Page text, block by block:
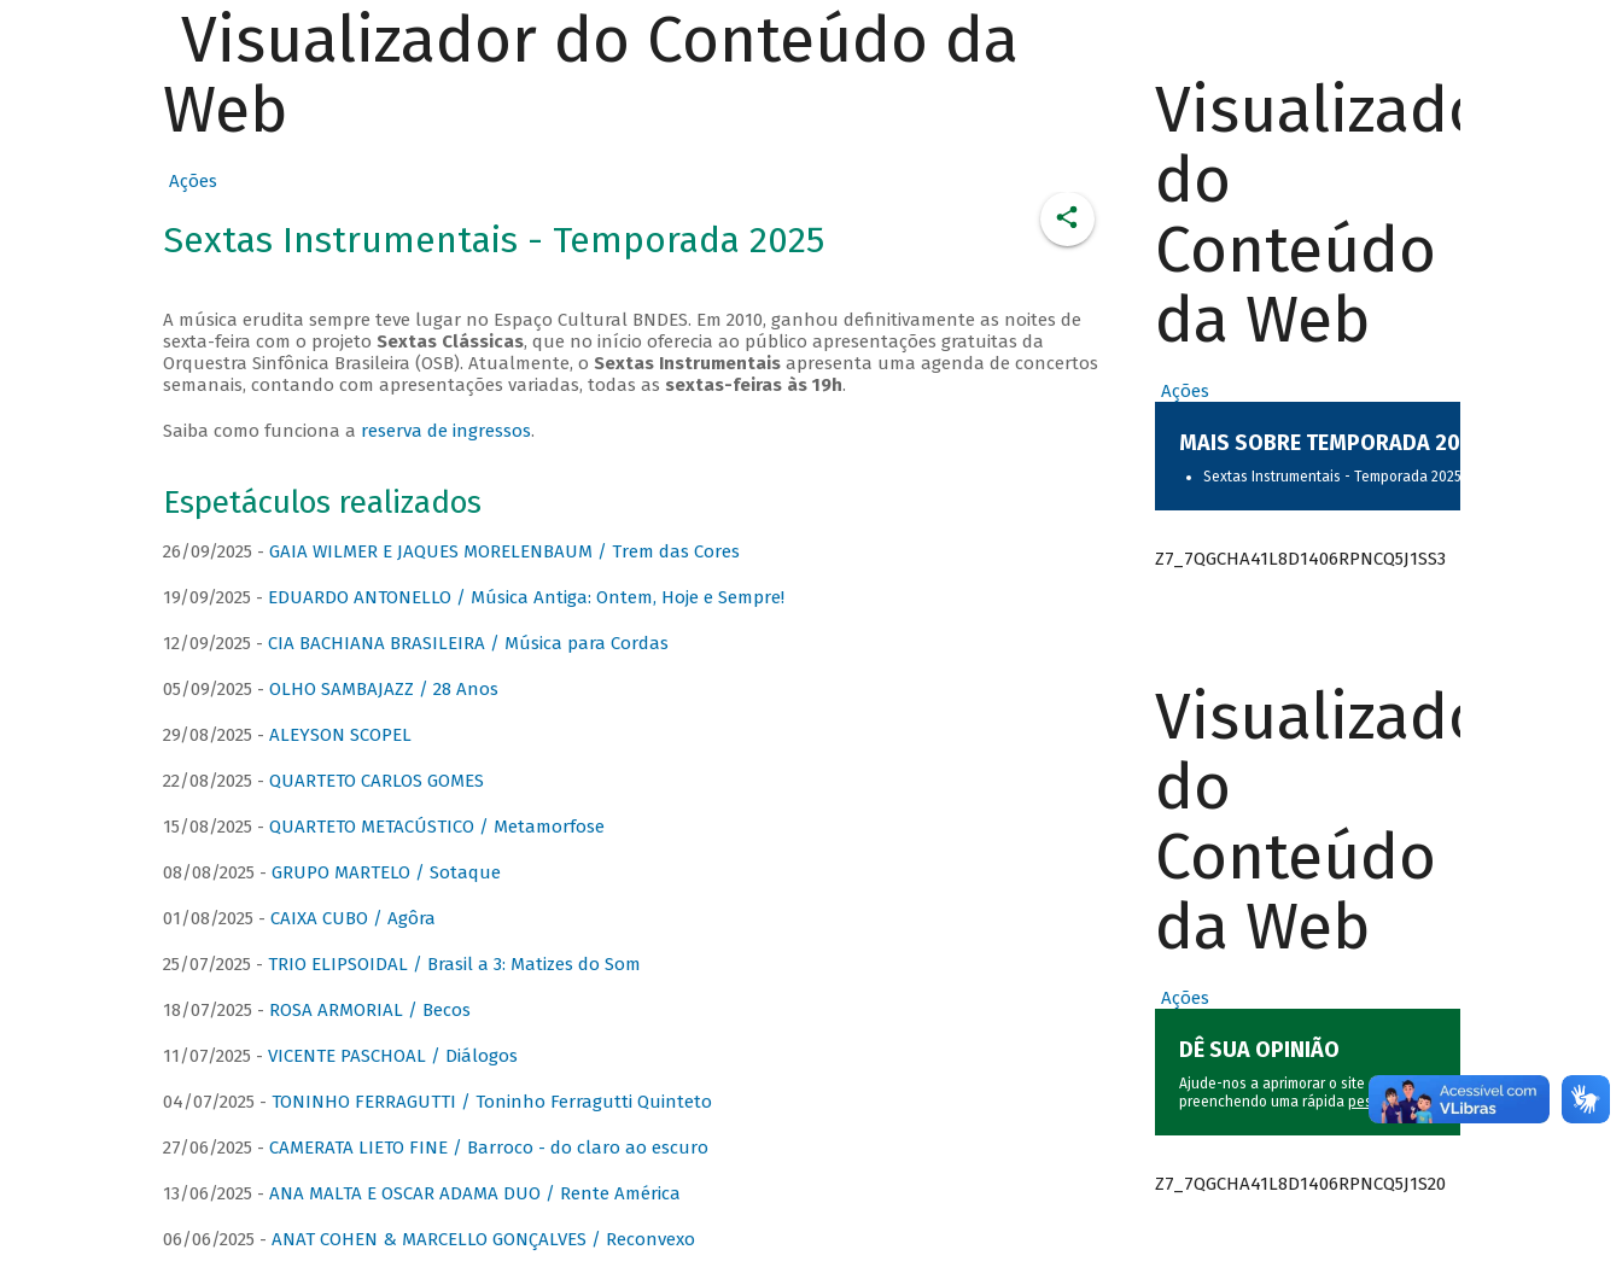
Visualizador do Conteúdo da
Web
Ações
Sextas Instrumentais - Temporada 2025
A música erudita sempre teve lugar no Espaço Cultural BNDES. Em 2010, ganhou definitivamente as noites de
sexta-feira com o projeto Sextas Clássicas, que no início oferecia ao público apresentações gratuitas da
Orquestra Sinfônica Brasileira (OSB). Atualmente, o Sextas Instrumentaisapresenta uma agenda de concertos
semanais, contando com apresentações variadas, todas as sextas-feiras às 19h.
Saiba como funciona a reserva de ingressos.
Espetáculos realizados
26/09/2025 - GAIA WILMER E JAQUES MORELENBAUM / Trem das Cores
19/09/2025 - EDUARDO ANTONELLO / Música Antiga: Ontem, Hoje e Sempre!
12/09/2025 - CIA BACHIANA BRASILEIRA / Música para Cordas
05/09/2025 - OLHO SAMBAJAZZ / 28 Anos
29/08/2025 - ALEYSON SCOPEL
22/08/2025 - QUARTETO CARLOS GOMES
15/08/2025 - QUARTETO METACÚSTICO / Metamorfose
08/08/2025 - GRUPO MARTELO / Sotaque
01/08/2025 - CAIXA CUBO / Agôra
25/07/2025 - TRIO ELIPSOIDAL / Brasil a 3: Matizes do Som
18/07/2025 - ROSA ARMORIAL / Becos
11/07/2025 - VICENTE PASCHOAL / Diálogos
04/07/2025 - TONINHO FERRAGUTTI / Toninho Ferragutti Quinteto
27/06/2025 - CAMERATA LIETO FINE / Barroco - do claro ao escuro
13/06/2025 - ANA MALTA E OSCAR ADAMA DUO / Rente América
06/06/2025 - ANAT COHEN & MARCELLO GONÇALVES / Reconvexo
Visualizador
do
Conteúdo
da Web
Ações
MAIS SOBRE TEMPORADA 2025
Sextas Instrumentais - Temporada 2025
Z7_7QGCHA41L8D1406RPNCQ5J1SS3
Visualizador
do
Conteúdo
da Web
Ações
DÊ SUA OPINIÃO
Ajude-nos a aprimorar o site do BNDES
preenchendo uma rápida pesquisa.
Z7_7QGCHA41L8D1406RPNCQ5J1S20